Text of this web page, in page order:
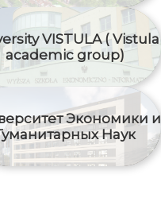
VISTULA ( Vistula
academic group)
Экономики и
Наук